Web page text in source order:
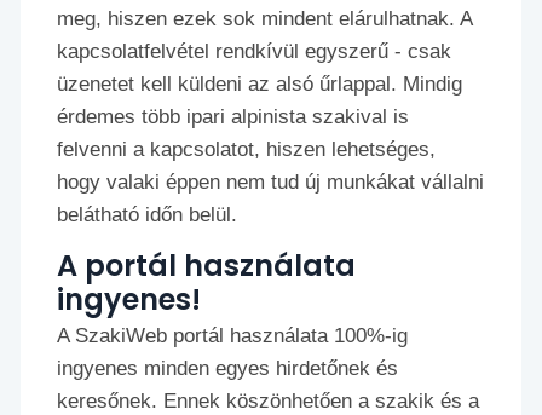
meg, hiszen ezek sok mindent elárulhatnak. A
kapcsolatfelvétel rendkívül egyszerű - csak
üzenetet kell küldeni az alsó űrlappal. Mindig
érdemes több ipari alpinista szakival is
felvenni a kapcsolatot, hiszen lehetséges,
hogy valaki éppen nem tud új munkákat vállalni
belátható időn belül.
A portál használata
ingyenes!
A SzakiWeb portál használata 100%-ig
ingyenes minden egyes hirdetőnek és
keresőnek. Ennek köszönhetően a szakik és a